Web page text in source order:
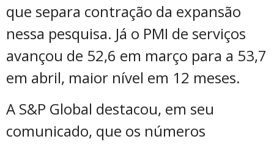
que separa contração da expansão
nessa pesquisa. Já o PMI de serviços
avançou de 52,6 em março para a 53,7
em abril, maior nível em 12 meses.
A S&P Global destacou, em seu
comunicado, que os números